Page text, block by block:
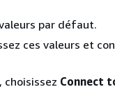
par défaut.
ces valeurs et
choisissez Connect